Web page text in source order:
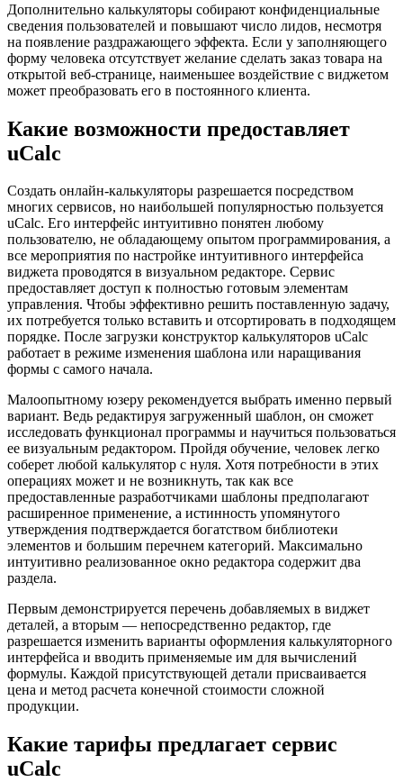
Дополнительно калькуляторы собирают конфиденциальные
сведения пользователей и повышают число лидов, несмотря
на появление раздражающего эффекта. Если у заполняющего
форму человека отсутствует желание сделать заказ товара на
открытой веб-странице, наименьшее воздействие с виджетом
может преобразовать его в постоянного клиента.
Какие возможности предоставляет
uCalc
Создать онлайн-калькуляторы разрешается посредством
многих сервисов, но наибольшей популярностью пользуется
uCalc. Его интерфейс интуитивно понятен любому
пользователю, не обладающему опытом программирования, а
все мероприятия по настройке интуитивного интерфейса
виджета проводятся в визуальном редакторе. Сервис
предоставляет доступ к полностью готовым элементам
управления. Чтобы эффективно решить поставленную задачу,
их потребуется только вставить и отсортировать в подходящем
порядке. После загрузки конструктор калькуляторов uCalc
работает в режиме изменения шаблона или наращивания
формы с самого начала.
Малоопытному юзеру рекомендуется выбрать именно первый
вариант. Ведь редактируя загруженный шаблон, он сможет
исследовать функционал программы и научиться пользоваться
ее визуальным редактором. Пройдя обучение, человек легко
соберет любой калькулятор с нуля. Хотя потребности в этих
операциях может и не возникнуть, так как все
предоставленные разработчиками шаблоны предполагают
расширенное применение, а истинность упомянутого
утверждения подтверждается богатством библиотеки
элементов и большим перечнем категорий. Максимально
интуитивно реализованное окно редактора содержит два
раздела.
Первым демонстрируется перечень добавляемых в виджет
деталей, а вторым — непосредственно редактор, где
разрешается изменить варианты оформления калькуляторного
интерфейса и вводить применяемые им для вычислений
формулы. Каждой присутствующей детали присваивается
цена и метод расчета конечной стоимости сложной
продукции.
Какие тарифы предлагает сервис
uCalc